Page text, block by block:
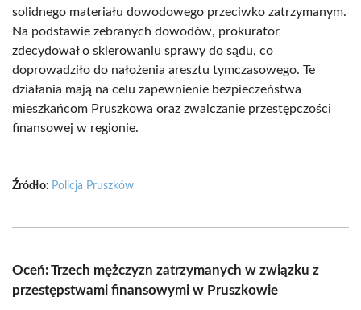
solidnego materiału dowodowego przeciwko zatrzymanym.
Na podstawie zebranych dowodów, prokurator
zdecydował o skierowaniu sprawy do sądu, co
doprowadziło do nałożenia aresztu tymczasowego. Te
działania mają na celu zapewnienie bezpieczeństwa
mieszkańcom Pruszkowa oraz zwalczanie przestępczości
finansowej w regionie.
Źródło: Policja Pruszków
Oceń: Trzech mężczyzn zatrzymanych w związku z
przestępstwami finansowymi w Pruszkowie